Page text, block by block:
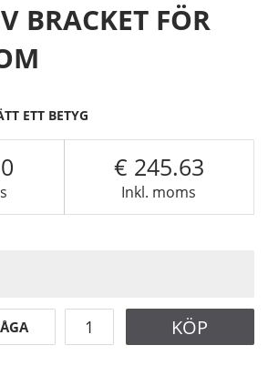
BRACKET FÖR
ETT BETYG
Inkl. moms
245.63
KÖP